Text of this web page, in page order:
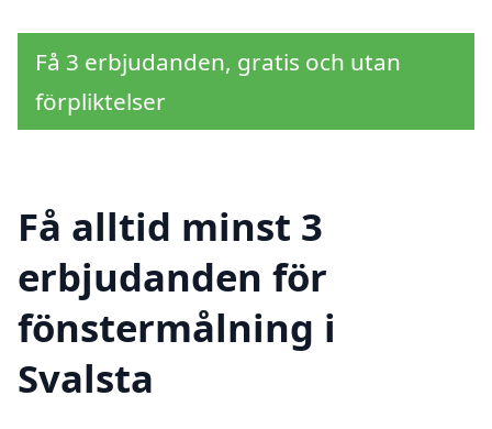
Få 3 erbjudanden, gratis och utan
förpliktelser
Få alltid minst 3
erbjudanden för
fönstermålning i
Svalsta